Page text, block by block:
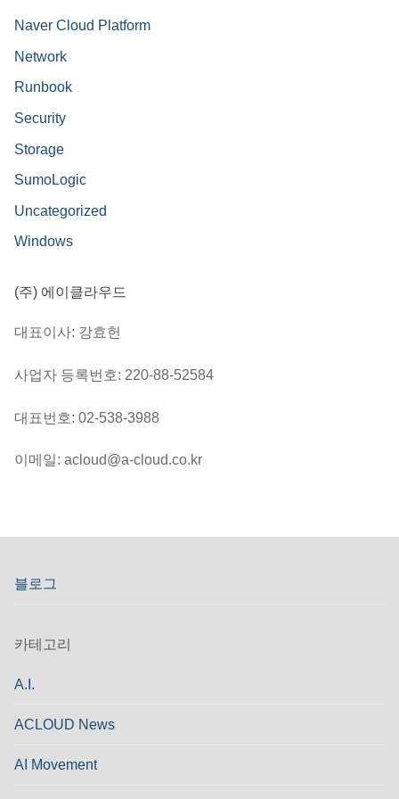
Naver Cloud Platform
Network
Runbook
Security
Storage
SumoLogic
Uncategorized
Windows
(주) 에이클라우드
대표이사: 강효헌
사업자 등록번호: 220-88-52584
대표번호: 02-538-3988
이메일: acloud@a-cloud.co.kr
블로그
카테고리
A.I.
ACLOUD News
AI Movement